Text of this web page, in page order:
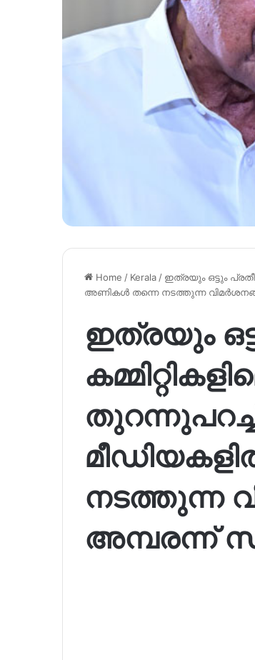
Home / Kerala/ ഇത്രയും ഒട്ടും
അണികൾ തന്നെ നടത്തുന്ന
ഇത്രയും
നടത്തുന്ന
അമ്പരന്ന്